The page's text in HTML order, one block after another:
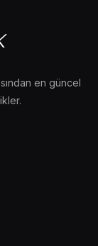
en güncel